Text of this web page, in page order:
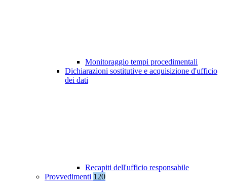
Monitoraggio tempi procedimentali
Dichiarazioni sostitutive e acquisizione d'ufficio
dei dati
Recapiti dell'ufficio responsabile
Provvedimenti 120